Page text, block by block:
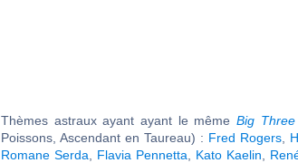
Thèmes astraux ayant ayant le même Big Three
Poissons, Ascendant en Taureau) : Fred Rogers
Romane Serda
Flavia Pennetta Kato Kaelin